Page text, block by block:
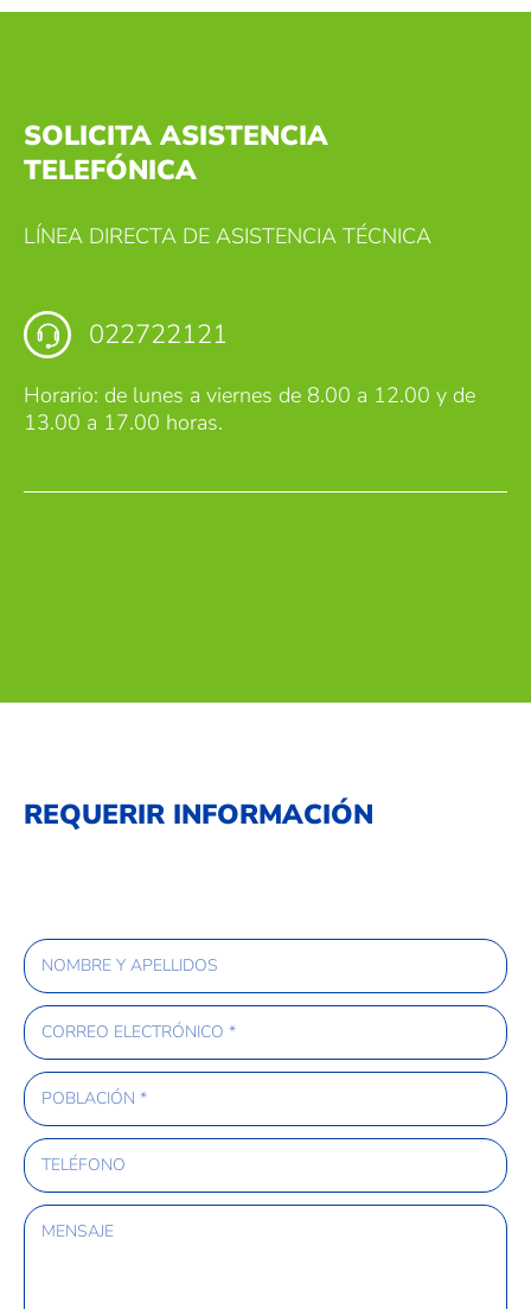
SOLICITA ASISTENCIA
TELEFÓNICA
LÍNEA DIRECTA DE ASISTENCIA TÉCNICA
022722121
Horario: de lunes a viernes de 8.00 a 12.00 y de
13.00 a 17.00 horas.
REQUERIR INFORMACIÓN